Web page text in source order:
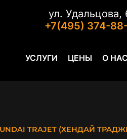
ул. Удальцова,
+7(495) 374-
УСЛУГИ ЦЕНЫ О НАС
TRAJET (ХЕНДАЙ